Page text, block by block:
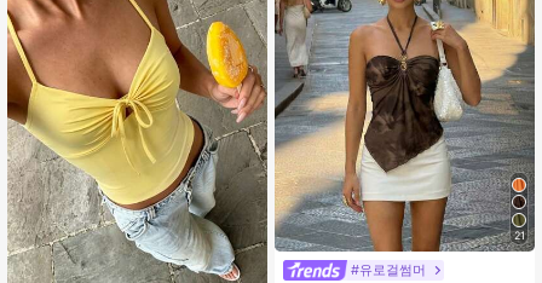
21
#유로걸썸머